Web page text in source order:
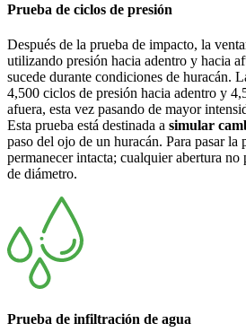
Prueba de ciclos de presión
Después de la prueba de impacto, la
utilizando presión hacia adentro y hacia
sucede durante condiciones de huracán.
4,500 ciclos de presión hacia adentro y
afuera, esta vez pasando de mayor
Esta prueba está destinada a simular
paso del ojo de un huracán. Para pasar la
permanecer intacta; cualquier abertura no
de diámetro.
Prueba de infiltración de agua